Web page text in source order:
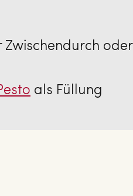
Zwischendurch oder
als Füllung